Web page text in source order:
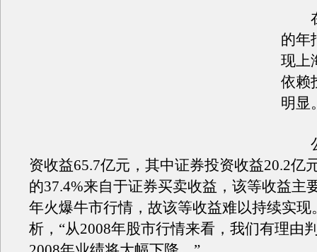
在
的年
现上
依赖
明显
公
资收益65.7亿元，其中证券投资收益20.2亿
的37.4%来自于证券买卖收益，该等收益主
年火爆牛市行情，故该等收益难以持续实现
析，“从2008年股市行情来看，我们有理由